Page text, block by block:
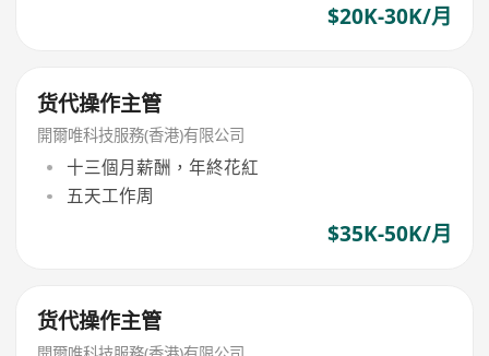
$20K-30K/月
货代操作主管
開爾唯科技服務(香港)有限公司
十三個月薪酬，年終花紅
五天工作周
$35K-50K/月
货代操作主管